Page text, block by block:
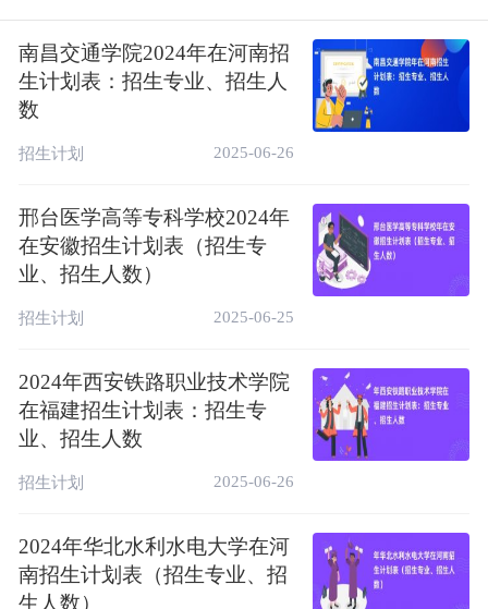
南昌交通学院2024年在河南招
生计划表：招生专业、招生人
数
招生计划 2025-06-26
邢台医学高等专科学校2024年
在安徽招生计划表（招生专
业、招生人数）
招生计划 2025-06-25
2024年西安铁路职业技术学院
在福建招生计划表：招生专
业、招生人数
招生计划 2025-06-26
2024年华北水利水电大学在河
南招生计划表（招生专业、招
生人数）